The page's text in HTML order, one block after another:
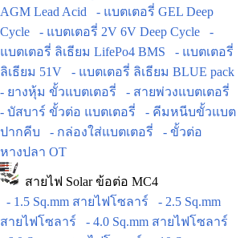
AGM Lead Acid
- แบตเตอรี่ GEL Deep
Cycle
- แบตเตอรี่ 2V 6V Deep Cycle
-
แบตเตอรี่ ลิเธียม LifePo4 BMS
- แบตเตอรี่
ลิเธียม 51V
- แบตเตอรี่ ลิเธียม BLUE pack
- ยางหุ้ม ขั้วแบตเตอรี่
- สายพ่วงแบตเตอรี่
- บัสบาร์ ขั้วต่อ แบตเตอรี่
- คีมหนีบขั้วแบต
ปากคีบ
- กล่องใส่แบตเตอรี่
- ขั้วต่อ
หางปลา OT
สายไฟ Solar ข้อต่อ MC4
- 1.5 Sq.mm สายไฟโซลาร์
- 2.5 Sq.mm
สายไฟโซลาร์
- 4.0 Sq.mm สายไฟโซลาร์